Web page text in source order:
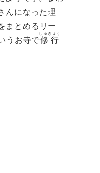
んになった理
まとめるリー
うお寺で修行
しゅぎょう